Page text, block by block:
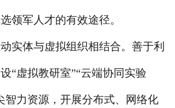
领军人才的有效途径。
体与虚拟组织相结合。善于利
“虚拟教研室”“云端协同实验
智力资源，开展分布式、网络化